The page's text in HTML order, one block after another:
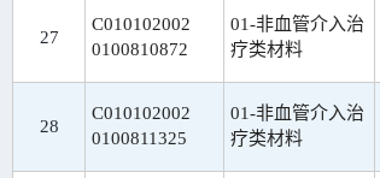
27
C010102002
0100810872
01-非血管介入治
疗类材料
28
C010102002
0100811325
01-非血管介入治
疗类材料